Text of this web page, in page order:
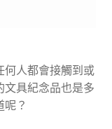
人都會接觸到或
具紀念品也是多
？